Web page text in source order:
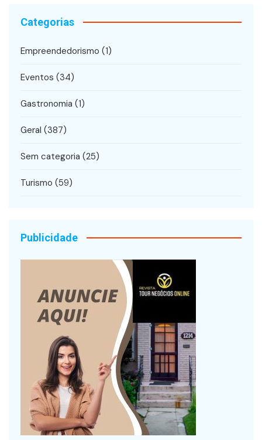
Categorias
Empreendedorismo (1)
Eventos (34)
Gastronomia (1)
Geral (387)
Sem categoria (25)
Turismo (59)
Publicidade